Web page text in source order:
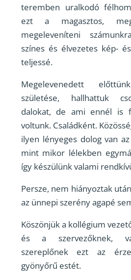
teremben uralkodó
ezt a magasztos,
megeleveníteni
színes és élvezetes kép-
teljessé.
Megelevenedett
születése, hallhattuk
dalokat, de ami ennél is
voltunk. Családként.
ilyen lényeges dolog van
mint mikor lélekben
így készülünk valami
Persze, nem hiányoztak
az ünnepi szerény agapé
Köszönjük a kollégium
és a szervezőknek,
szereplőnek ezt az
gyönyőrű estét.